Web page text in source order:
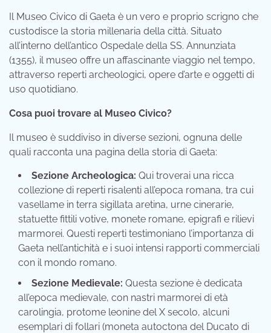
Il Museo Civico di Gaeta è un vero e proprio scrigno che
custodisce la storia millenaria della città. Situato
all’interno dell’antico Ospedale della SS. Annunziata
(1355), il museo offre un affascinante viaggio nel tempo,
attraverso reperti archeologici, opere d’arte e oggetti di
uso quotidiano.
Cosa puoi trovare al Museo Civico?
Il museo è suddiviso in diverse sezioni, ognuna delle
quali racconta una pagina della storia di Gaeta:
Sezione Archeologica: Qui troverai una ricca
collezione di reperti risalenti all’epoca romana, tra cui
vasellame in terra sigillata aretina, urne cinerarie,
statuette fittili votive, monete romane, epigrafi e rilievi
marmorei. Questi reperti testimoniano l’importanza di
Gaeta nell’antichità e i suoi intensi rapporti commerciali
con il mondo romano.
Sezione Medievale: Questa sezione è dedicata
all’epoca medievale, con nastri marmorei di età
carolingia, protome leonine del X secolo, alcuni
esemplari di follari (moneta autoctona del Ducato di